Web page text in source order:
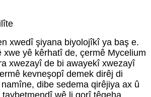
xwedî şiyana biyolojîkî ya baş e.
xwe yê kêrhatî de, çermê Mycelium
xwezayî de bi awayekî xwezayî
kevneşopî demek dirêj di
dibe sedema qirêjiya ax û
wê li gorî têgeha